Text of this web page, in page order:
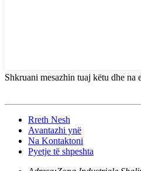
Shkruani mesazhin tuaj këtu dhe na
Rreth Nesh
Avantazhi ynë
Na Kontaktoni
Pyetje të shpeshta